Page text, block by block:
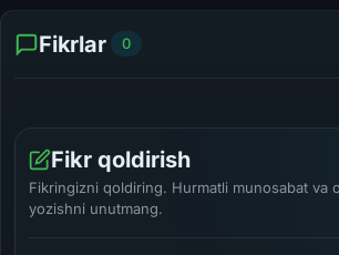
Fikrlar 0
Fikr qoldirish
Fikringizni qoldiring. Hurmatli munosabat va
yozishni unutmang.